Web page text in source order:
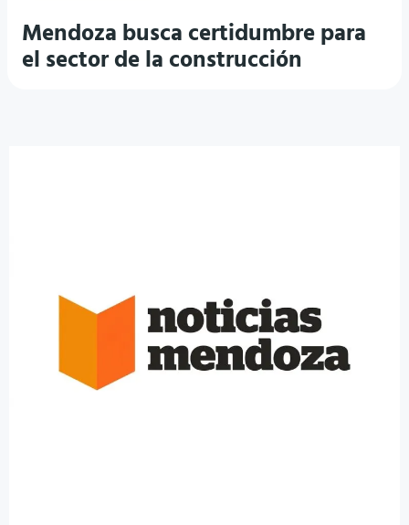
Mendoza busca certidumbre para
el sector de la construcción